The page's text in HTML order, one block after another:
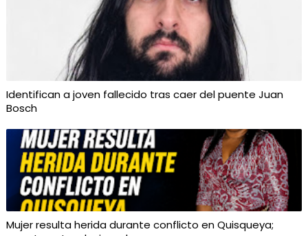
Identifican a joven fallecido tras caer del puente Juan
Bosch
Mujer resulta herida durante conflicto en Quisqueya;